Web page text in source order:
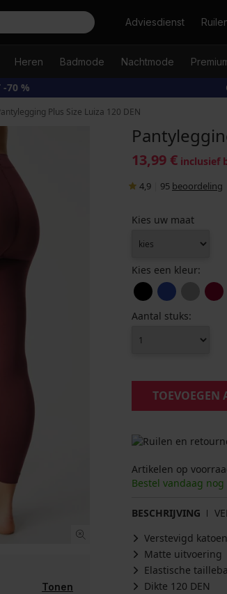
ZoekenAdviesdienst
Heren Badmode Nachtmode
-70 %
Plus Size Luiza 120 DEN
Tonen
13,99 € inclusief
4,9 95 beoordeling
Kies uw maat
Kies een kleur:
Aantal stuks:
TOEVOEGEN
Artikelen op
Bestel vandaag
BESCHRIJVING
Verstevigd
Matte uitvoering
Elastische
Dikte 120 DEN